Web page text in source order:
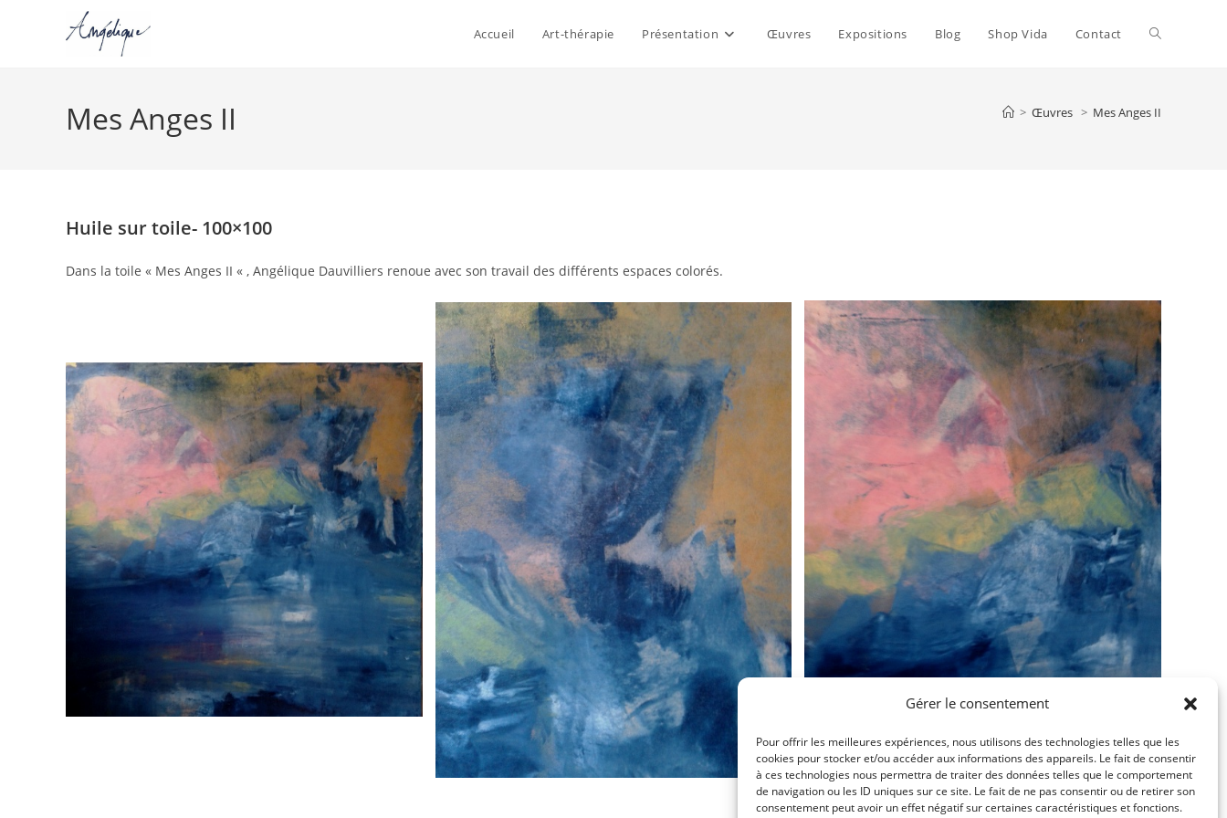
Gérer le consentement
Pour offrir les meilleures expériences, nous utilisons des technologies telles que les
cookies pour stocker et/ou accéder aux informations des appareils. Le fait de consentir
à ces technologies nous permettra de traiter des données telles que le comportement
de navigation ou les ID uniques sur ce site. Le fait de ne pas consentir ou de retirer son
consentement peut avoir un effet négatif sur certaines caractéristiques et fonctions.
Accueil Art-thérapie Présentation Œuvres Expositions Blog Shop Vida Contact Toggle
Mes Anges II > Œuvres > Mes Anges II
Huile sur toile- 100×100
Dans la toile « Mes Anges II « , Angélique Dauvilliers renoue avec son travail des différents espaces colorés.